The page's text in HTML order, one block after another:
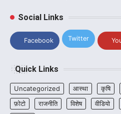
Social Links
Facebook Twitter
Quick Links
Uncategorized आस्था कृषि
फ़ोटो
राजनीति विशेष वीडियो